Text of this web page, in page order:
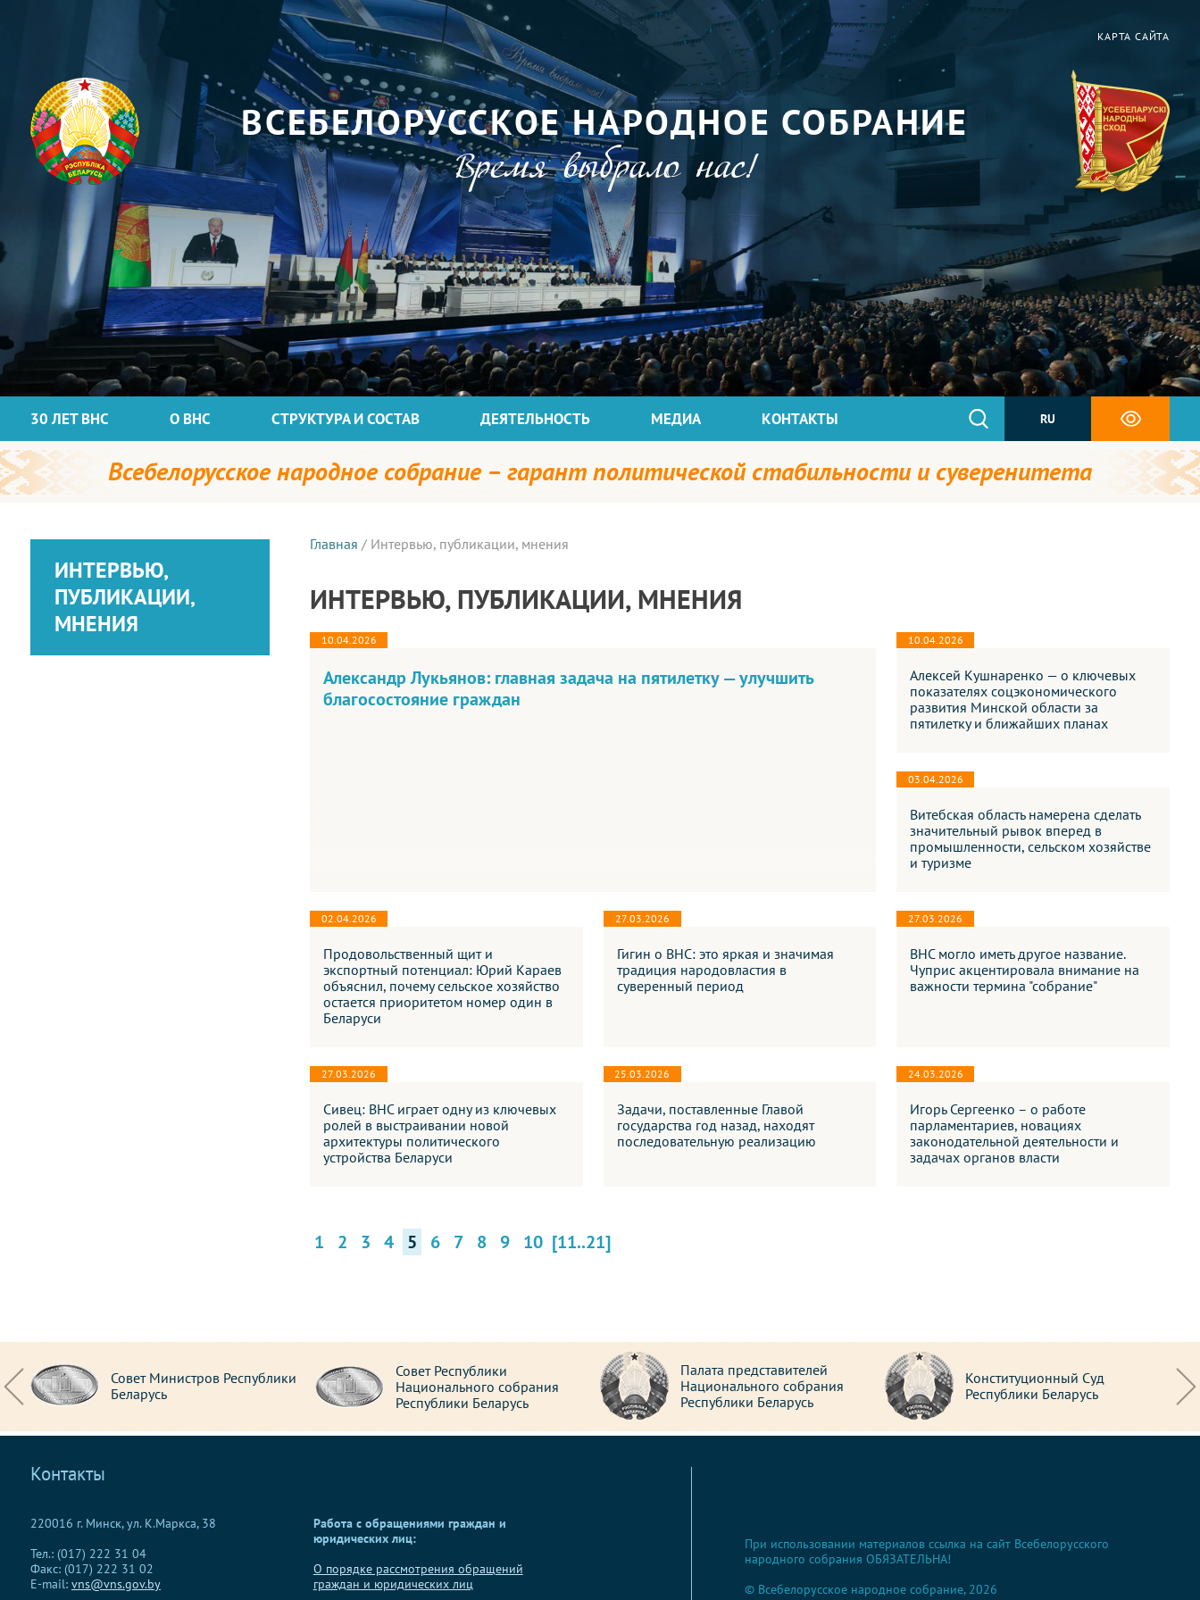
КАРТА САЙТА
ВСЕБЕЛОРУССКОЕ НАРОДНОЕ СОБРАНИЕ
Время выбрало нас!
30 ЛЕТ ВНС О ВНС СТРУКТУРА И СОСТАВ ДЕЯТЕЛЬНОСТЬ МЕДИА КОНТАКТЫ RU
Всебелорусское народное собрание – гарант политической стабильности и суверенитета
ИНТЕРВЬЮ,
ПУБЛИКАЦИИ,
МНЕНИЯ
Главная / Интервью, публикации, мнения
ИНТЕРВЬЮ, ПУБЛИКАЦИИ, МНЕНИЯ
10.04.2026
Александр Лукьянов: главная задача на пятилетку — улучшить
благосостояние граждан
10.04.2026
Алексей Кушнаренко — о ключевых
показателях соцэкономического
развития Минской области за
пятилетку и ближайших планах
03.04.2026
Витебская область намерена сделать
значительный рывок вперед в
промышленности, сельском хозяйстве
и туризме
02.04.2026
Продовольственный щит и
экспортный потенциал: Юрий Караев
объяснил, почему сельское хозяйство
остается приоритетом номер один в
Беларуси
27.03.2026
Гигин о ВНС: это яркая и значимая
традиция народовластия в
суверенный период
27.03.2026
ВНС могло иметь другое название.
Чуприс акцентировала внимание на
важности термина "собрание"
27.03.2026
Сивец: ВНС играет одну из ключевых
ролей в выстраивании новой
архитектуры политического
устройства Беларуси
25.03.2026
Задачи, поставленные Главой
государства год назад, находят
последовательную реализацию
24.03.2026
Игорь Сергеенко – о работе
парламентариев, новациях
законодательной деятельности и
задачах органов власти
1 2 3 4 5 6 7 8 9 10 [11..21]
Совет Министров Республики
Беларусь
Совет Республики
Национального собрания
Республики Беларусь
Палата представителей
Национального собрания
Республики Беларусь
Конституционный Суд
Республики Беларусь
Контакты
220016 г. Минск, ул. К.Маркса, 38
Тел.: (017) 222 31 04
Факс: (017) 222 31 02
E-mail: vns@vns.gov.by
Работа с обращениями граждан и
юридических лиц:
О порядке рассмотрения обращений
граждан и юридических лиц
При использовании материалов ссылка на сайт Всебелорусского
народного собрания ОБЯЗАТЕЛЬНА!
© Всебелорусское народное собрание, 2026